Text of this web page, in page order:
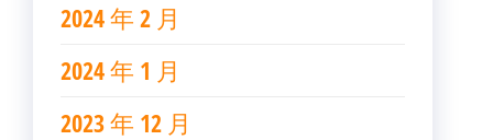
2024 年 2 月
2024 年 1 月
2023 年 12 月